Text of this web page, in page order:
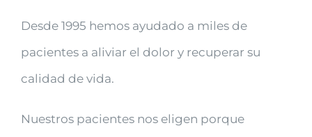
Desde 1995 hemos ayudado a miles de
pacientes a aliviar el dolor y recuperar su
calidad de vida.
Nuestros pacientes nos eligen porque